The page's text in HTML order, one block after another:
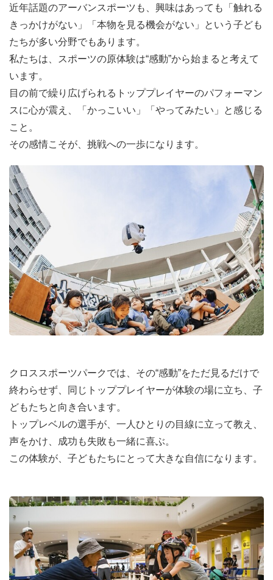
近年話題のアーバンスポーツも、興味はあっても「触れる
きっかけがない」「本物を見る機会がない」という子ども
たちが多い分野でもあります。
私たちは、スポーツの原体験は“感動”から始まると考えて
います。
目の前で繰り広げられるトッププレイヤーのパフォーマン
スに心が震え、「かっこいい」「やってみたい」と感じる
こと。
その感情こそが、挑戦への一歩になります。
クロススポーツパークでは、その“感動”をただ見るだけで
終わらせず、同じトッププレイヤーが体験の場に立ち、子
どもたちと向き合います。
トップレベルの選手が、一人ひとりの目線に立って教え、
声をかけ、成功も失敗も一緒に喜ぶ。
この体験が、子どもたちにとって大きな自信になります。